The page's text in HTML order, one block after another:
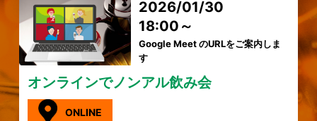
2026/01/30
18:00～
Google Meet のURLをご案内しま
す
オンラインでノンアル飲み会
ONLINE